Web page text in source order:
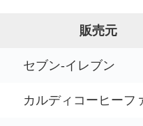
販売元
セブン-イレブン
カルディコーヒーフ